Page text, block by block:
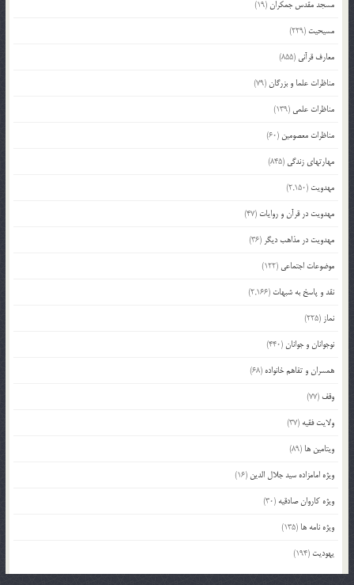
مسجد مقدس جمکران(19)
مسیحیت (229)
معارف قرآنی (855)
مناظرات علما و بزرگان(79)
مناظرات علمی (139)
مناظرات معصومین (60)
مهارتهای زندگی (845)
مهدویت (2,150)
مهدویت در قرآن و روایات (47)
مهدویت در مذاهب دیگر (36)
موضوعات اجتماعی (122)
نقد و پاسخ به شبهات (2,166)
نماز (225)
نوجوانان و جوانان(440)
همسران و تفاهم خانواده (68)
وقف (77)
ولایت فقیه (37)
ویتامین ها (89)
ویژه امامزاده سید جلال الدین (16)
ویژه کاروان صادقیه (30)
ویژه نامه ها (135)
یهودیت (194)